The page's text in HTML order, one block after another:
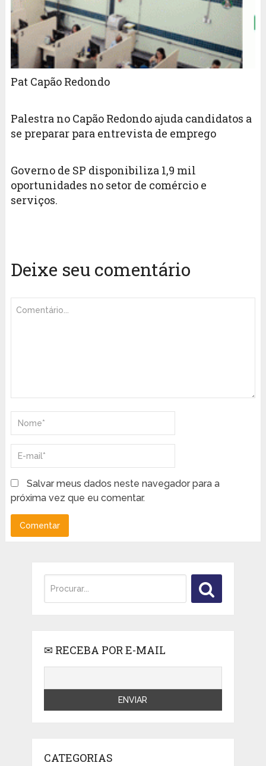
Pat Capão Redondo
Palestra no Capão Redondo ajuda candidatos a
se preparar para entrevista de emprego
Governo de SP disponibiliza 1,9 mil
oportunidades no setor de comércio e
serviços.
Deixe seu comentário
Salvar meus dados neste navegador para a
próxima vez que eu comentar.
✉ RECEBA POR E-MAIL
CATEGORIAS